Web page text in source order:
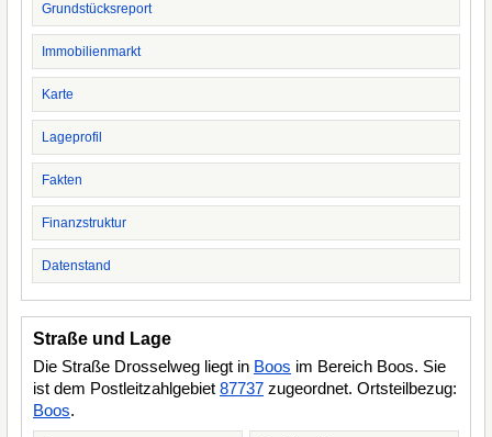
Grundstücksreport
Immobilienmarkt
Karte
Lageprofil
Fakten
Finanzstruktur
Datenstand
Straße und Lage
Die Straße Drosselweg liegt in Boos im Bereich Boos. Sie
ist dem Postleitzahlgebiet 87737 zugeordnet. Ortsteilbezug:
Boos.